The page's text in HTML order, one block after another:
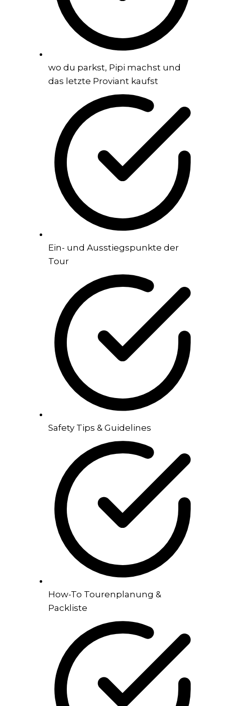
wo du parkst, Pipi machst und
das letzte Proviant kaufst
Ein- und Ausstiegspunkte der
Tour
Safety Tips & Guidelines
How-To Tourenplanung &
Packliste